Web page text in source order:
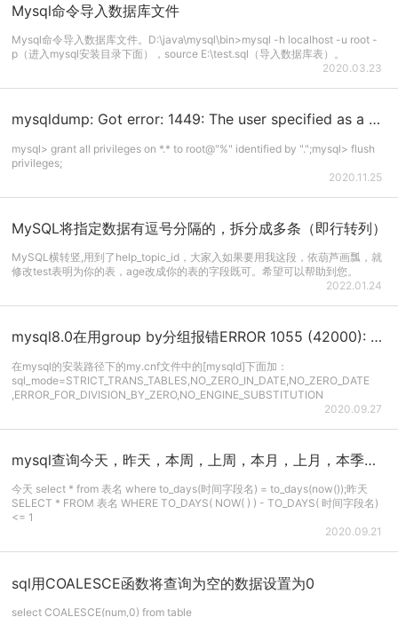
Mysql命令导入数据库文件
Mysql命令导入数据库文件。D:\java\mysql\bin>mysql -h localhost -u root -
p（进入mysql安装目录下面），source E:\test.sql（导入数据库表）。
2020.03.23
mysqldump: Got error: 1449: The user specified as a definer ('root'@'%') does not exist when ...
mysql> grant all privileges on *.* to root@"%" identified by ".";mysql> flush
privileges;
2020.11.25
MySQL将指定数据有逗号分隔的，拆分成多条（即行转列）
MySQL横转竖,用到了help_topic_id，大家入如果要用我这段，依葫芦画瓢，就
修改test表明为你的表，age改成你的表的字段既可。希望可以帮助到您。
2022.01.24
mysql8.0在用group by分组报错ERROR 1055 (42000): Expression #1 of SELECT list is not in GROUP ...
在mysql的安装路径下的my.cnf文件中的[mysqld]下面加：
sql_mode=STRICT_TRANS_TABLES,NO_ZERO_IN_DATE,NO_ZERO_DATE
,ERROR_FOR_DIVISION_BY_ZERO,NO_ENGINE_SUBSTITUTION
2020.09.27
mysql查询今天，昨天，本周，上周，本月，上月，本季度，上季度，本年，去年的数据
今天 select * from 表名 where to_days(时间字段名) = to_days(now());昨天
SELECT * FROM 表名 WHERE TO_DAYS( NOW( ) ) - TO_DAYS( 时间字段名)
<= 1
2020.09.21
sql用COALESCE函数将查询为空的数据设置为0
select COALESCE(num,0) from table